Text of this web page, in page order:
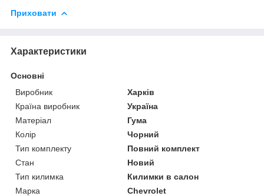
Приховати
Характеристики
Основні
Виробник
Харків
Країна виробник
Україна
Матеріал
Гума
Колір
Чорний
Тип комплекту
Повний комплект
Стан
Новий
Тип килимка
Килимки в салон
Марка
Chevrolet